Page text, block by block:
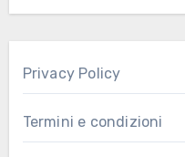
Privacy Policy
Termini e condizioni